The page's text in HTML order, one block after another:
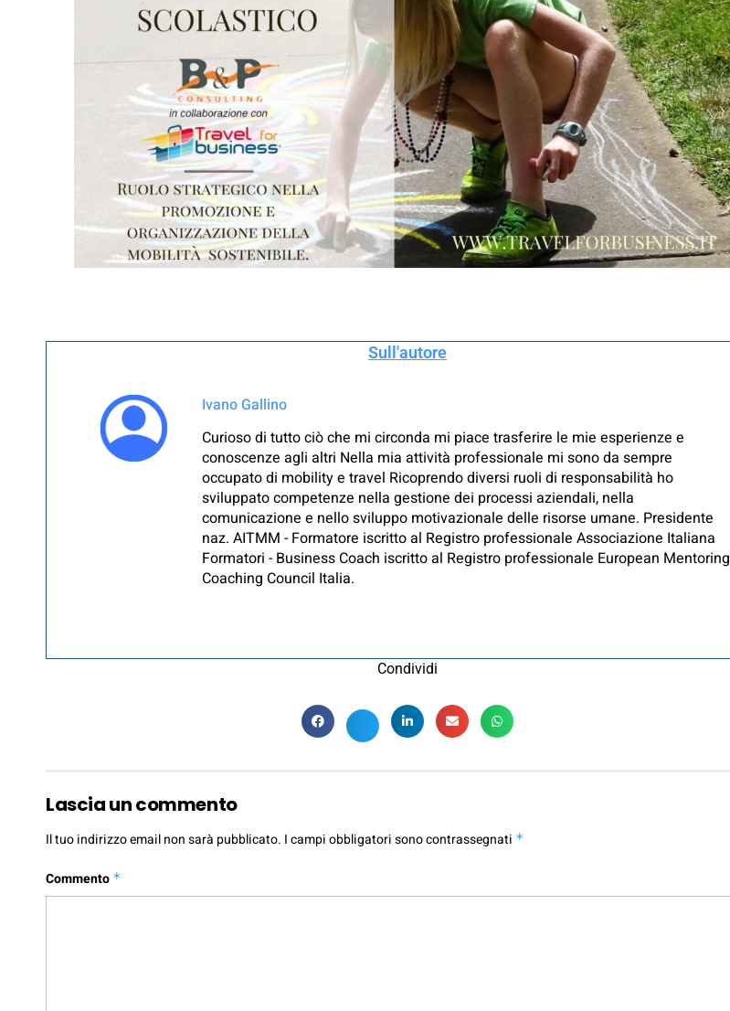
Sull'autore
Ivano Gallino
Curioso di tutto ciò che mi circonda mi piace trasferire le mie esperienze e
conoscenze agli altri Nella mia attività professionale mi sono da sempre
occupato di mobility e travel Ricoprendo diversi ruoli di responsabilità ho
sviluppato competenze nella gestione dei processi aziendali, nella
comunicazione e nello sviluppo motivazionale delle risorse umane. Presidente
naz. AITMM - Formatore iscritto al Registro professionale Associazione Italiana
Formatori - Business Coach iscritto al Registro professionale European Mentoring
Coaching Council Italia.
Condividi
Lascia un commento
Il tuo indirizzo email non sarà pubblicato. I campi obbligatori sono contrassegnati *
Commento *